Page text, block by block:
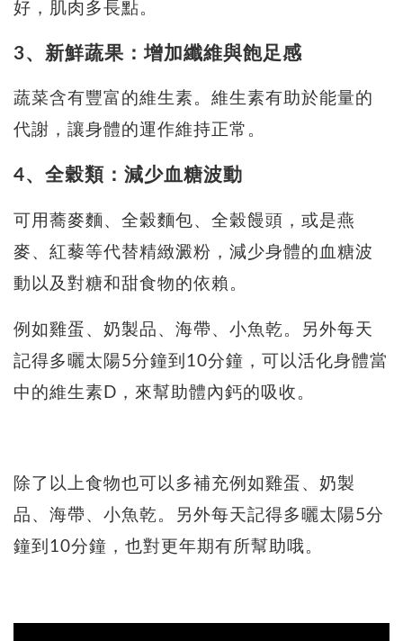
好，肌肉多長點。
3、新鮮蔬果：增加纖維與飽足感
蔬菜含有豐富的維生素。維生素有助於能量的
代謝，讓身體的運作維持正常。
4、全穀類：減少血糖波動
可用蕎麥麵、全穀麵包、全穀饅頭，或是燕
麥、紅藜等代替精緻澱粉，減少身體的血糖波
動以及對糖和甜食物的依賴。
例如雞蛋、奶製品、海帶、小魚乾。另外每天
記得多曬太陽5分鐘到10分鐘，可以活化身體當
中的維生素D，來幫助體內鈣的吸收。
除了以上食物也可以多補充例如雞蛋、奶製
品、海帶、小魚乾。另外每天記得多曬太陽5分
鐘到10分鐘，也對更年期有所幫助哦。